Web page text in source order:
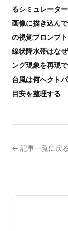
るシミュレータ
画像に描き込ん
の視覚プロンプト
線状降水帯はな
ング現象を再現
台風は何ヘクト
目安を整理する
← 記事一覧に戻る